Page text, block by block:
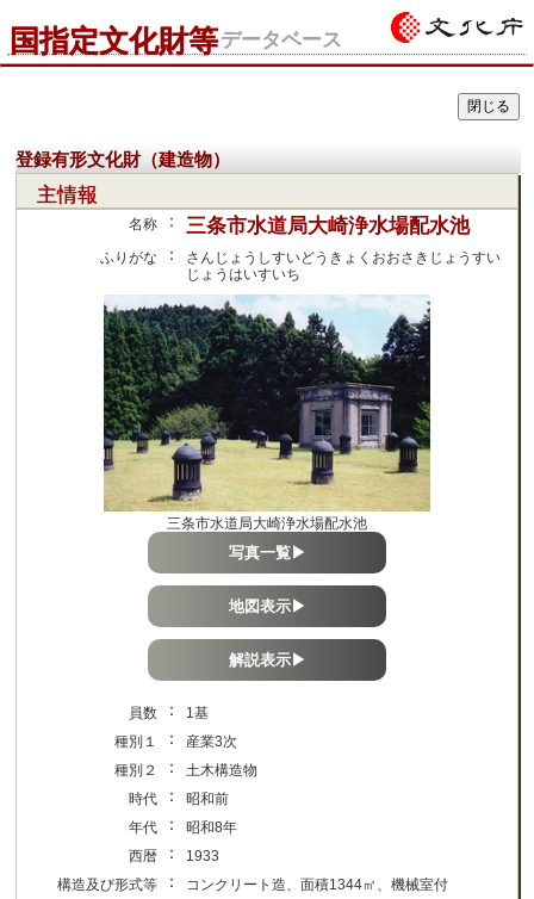
国指定文化財等データベース
登録有形文化財（建造物）
主情報
名称 ： 三条市水道局大崎浄水場配水池
ふりがな ：
さんじょうしすいどうきょくおおさきじょうすい
じょうはいすいち
三条市水道局大崎浄水場配水池
写真一覧▶
地図表示▶
解説表示▶
員数 ：
1基
種別１
：
産業3次
種別２
：
土木構造物
時代
：
昭和前
年代
：
昭和8年
西暦
：
1933
構造及び形式等
：
コンクリート造、面積1344㎡、機械室付